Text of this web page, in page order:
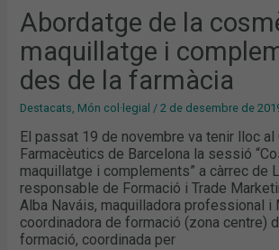
Abordatge de la
maquillatge i
des de la farmàcia
Destacats, Món col·legial /2 de desembre de
El passat 19 de novembre va tenir lloc al
Farmacèutics de Barcelona la sessió
maquillatge i complements” a càrrec de
responsable de Formació i Trade
Alba Naváis, maquilladora professional i
coordinadora de formació (zona centre)
formació, coordinada per
DE
LA
FARMÀCIA